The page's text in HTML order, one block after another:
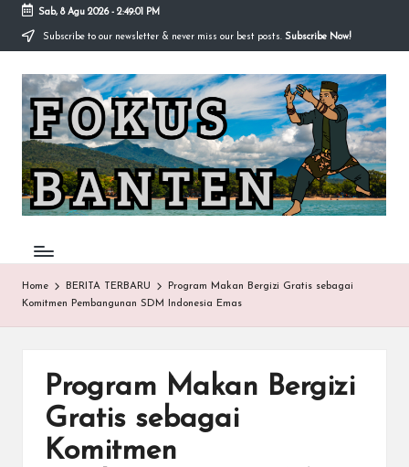
Skip
content
Sab, 8 Agu 2026- 2:49:02 PM
Subscribe to our newsletter & never miss our best posts. Subscribe Now!
F
O
K
U
S-
B
A
N
Home BERITA TERBARU
Program Makan Bergizi Gratis sebagai
Komitmen Pembangunan SDM Indonesia Emas
Program Makan Bergizi
Gratis sebagai
Komitmen